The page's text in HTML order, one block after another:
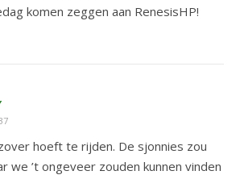
komen zeggen aan RenesisHP!
hoeft te rijden. De sjonnies zou
we ’t ongeveer zouden kunnen vinden